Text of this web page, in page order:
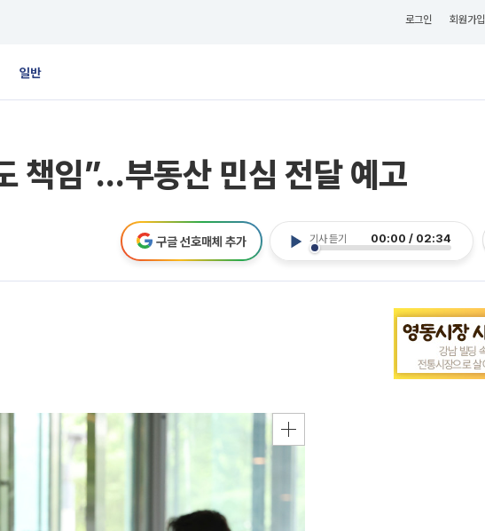
로그인 회원가입
일반
책임”…부동산 민심 전달 예고
기사 듣기 00:00 / 02:34
구글 선호매체 추가